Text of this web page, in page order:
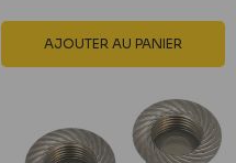
AJOUTER AU PANIER